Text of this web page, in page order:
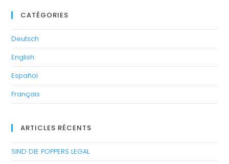
CATÉGORIES
Deutsch
English
Español
Français
ARTICLES RÉCENTS
SIND DIE POPPERS LEGAL